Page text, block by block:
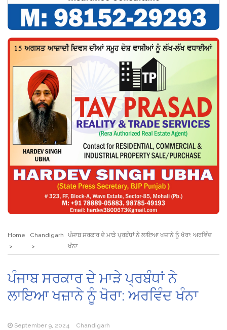
Home Chandigarh
ਪੰਜਾਬ ਸਰਕਾਰ ਦੇ ਮਾੜੇ ਪ੍ਰਬੰਧਾਂ ਨੇ ਲਾਇਆ ਖਜ਼ਾਨੇ ਨੂੰ ਖੋਰਾ: ਅਰਵਿੰਦ
ਖੰਨਾ
ਪੰਜਾਬ ਸਰਕਾਰ ਦੇ ਮਾੜੇ ਪ੍ਰਬੰਧਾਂ ਨੇ
ਲਾਇਆ ਖਜ਼ਾਨੇ ਨੂੰ ਖੋਰਾ: ਅਰਵਿੰਦ ਖੰਨਾ
September 9, 2024 Chandigarh